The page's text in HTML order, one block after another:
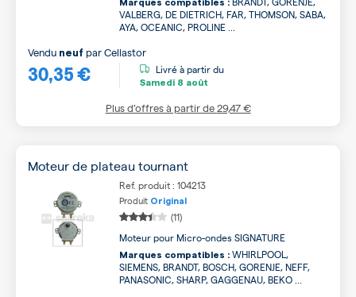
Marques compatibles :
VALBERG, DE DIETRICH, FAR, THOMSON, SABA,
AYA, OCEANIC, PROLINE ...
30,35 €
Vendu neuf parCellastor
Livré à partir du
Samedi 8 août
Plus d’offres à partir de29,47 €
Moteur de plateau tournant
Ref. produit : 104213
Produit Original
(11)
Moteur pour Micro-ondes SIGNATURE
Marques compatibles : WHIRLPOOL,
SIEMENS, BRANDT, BOSCH, GORENJE, NEFF,
PANASONIC, SHARP, GAGGENAU, BEKO ...